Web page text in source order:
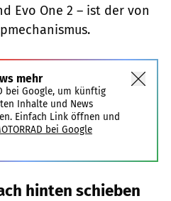
Evo One 2 – ist der von
mehr
bei Google, um künftig
Inhalte und News
Einfach Link öffnen und
bei Google
hinten schieben